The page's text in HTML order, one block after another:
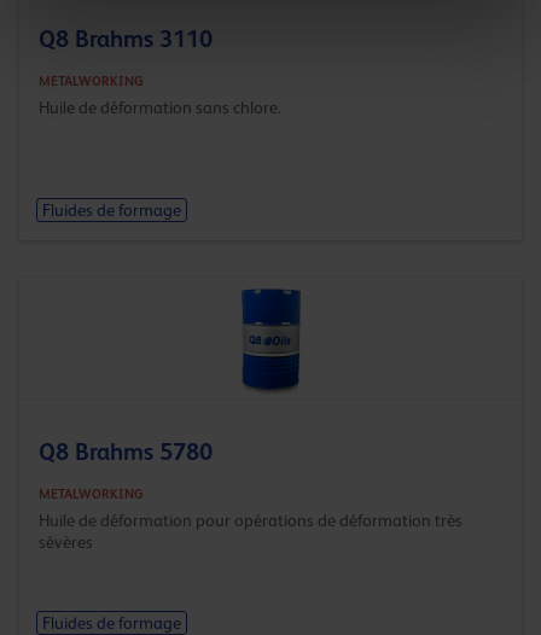
Q8 Brahms 3110
METALWORKING
Huile de déformation sans chlore.
Fluides de formage
Q8 Brahms 5780
METALWORKING
Huile de déformation pour opérations de déformation très
sévères
Fluides de formage